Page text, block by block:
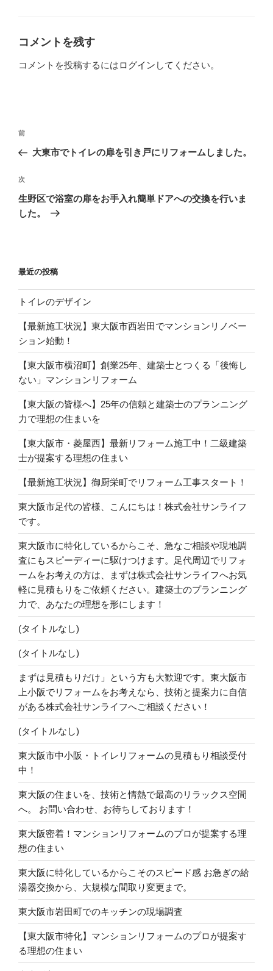
コメントを残す
コメントを投稿するにはログイン してください。
投
ナ
ビ
ゲ
ー
過
去
投
稿
前
大東市でトイレの扉を引き戸にリフォームしました。
次
の
投
次
生野区で浴室の扉をお手入れ簡単ドアへの交換を行いま
した。
最近の投稿
トイレのデザイン
【最新施工状況】東大阪市西岩田でマンションリノベー
ション始動！
【東大阪市横沼町】創業25年、建築士とつくる「後悔し
ない」マンションリフォーム
【東大阪の皆様へ】25年の信頼と建築士のプランニング
力で理想の住まいを
【東大阪市・菱屋西】最新リフォーム施工中！二級建築
士が提案する理想の住まい
【最新施工状況】御厨栄町でリフォーム工事スタート！
東大阪市足代の皆様、こんにちは！株式会社サンライフ
です。
東大阪市に特化しているからこそ、急なご相談や現地調
査にもスピーディーに駆けつけます。足代周辺でリフォ
ームをお考えの方は、まずは株式会社サンライフへお気
軽に見積もりをご依頼ください。建築士のプランニング
力で、あなたの理想を形にします！
(タイトルなし)
(タイトルなし)
まずは見積もりだけ」という方も大歓迎です。東大阪市
上小阪でリフォームをお考えなら、技術と提案力に自信
がある株式会社サンライフへご相談ください！
(タイトルなし)
東大阪市中小阪・トイレリフォームの見積もり相談受付
中！
東大阪の住まいを、技術と情熱で最高のリラックス空間
へ。 お問い合わせ、お待ちしております！
東大阪密着！マンションリフォームのプロが提案する理
想の住まい
東大阪に特化しているからこそのスピード感 お急ぎの給
湯器交換から、大規模な間取り変更まで。
東大阪市岩田町でのキッチンの現場調査
【東大阪市特化】マンションリフォームのプロが提案す
る理想の住まい